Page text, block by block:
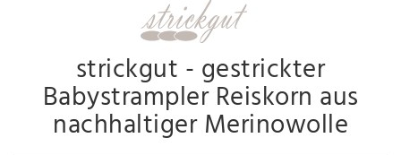
strickgut - gestrickter
Babystrampler Reiskorn aus
nachhaltiger Merinowolle